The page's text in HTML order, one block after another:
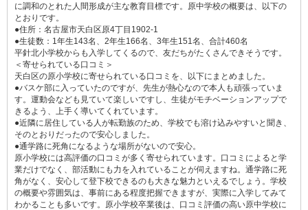
に調和のとれた人間形成が主な教育目標です。原中学校の概要は、以下の
とおりです。
●住所：名古屋市天白区原4丁目1902-1
●生徒数：1年生143名、2年生166名、3年生151名、合計460名
平針北小学校からも入学してくるので、友だちがたくさんできそうです。
＜寄せられている口コミ＞
天白区の原小学校に寄せられている口コミを、以下にまとめました。
●バスケ部に入っていたのですが、先生が熱心なので本人も頑張っていま
す。運動会なども見ていて楽しいですし、生徒がモチベーションアップで
きるよう、上手く導いてくれています。
●近隣に居住している人が転勤族のため、学校でも溶け込みやすいと聞き、
そのとおりだったので安心しました。
●通学路に死角になるような場所がないので安心。
原小学校には高評価の口コミが多く寄せられています。口コミによると学
業だけでなく、部活動にも力を入れていることが伺えますね。通学路に死
角がなく、安心して登下校できるのも大きな魅力といえるでしょう。学校
の概要や雰囲気は、事前にある程度把握できますが、実際に入学してみて
わかることも多いです。原小学校卒業後は、口コミ評価の高い原中学校に